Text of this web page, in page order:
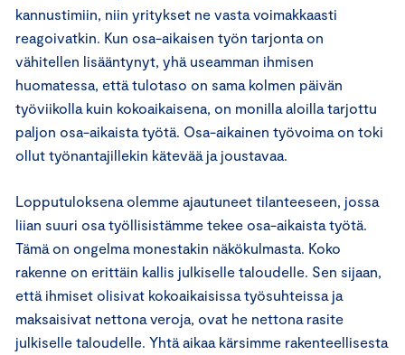
kannustimiin, niin yritykset ne vasta voimakkaasti
reagoivatkin. Kun osa-aikaisen työn tarjonta on
vähitellen lisääntynyt, yhä useamman ihmisen
huomatessa, että tulotaso on sama kolmen päivän
työviikolla kuin kokoaikaisena, on monilla aloilla tarjottu
paljon osa-aikaista työtä. Osa-aikainen työvoima on toki
ollut työnantajillekin kätevää ja joustavaa.
Lopputuloksena olemme ajautuneet tilanteeseen, jossa
liian suuri osa työllisistämme tekee osa-aikaista työtä.
Tämä on ongelma monestakin näkökulmasta. Koko
rakenne on erittäin kallis julkiselle taloudelle. Sen sijaan,
että ihmiset olisivat kokoaikaisissa työsuhteissa ja
maksaisivat nettona veroja, ovat he nettona rasite
julkiselle taloudelle. Yhtä aikaa kärsimme rakenteellisesta